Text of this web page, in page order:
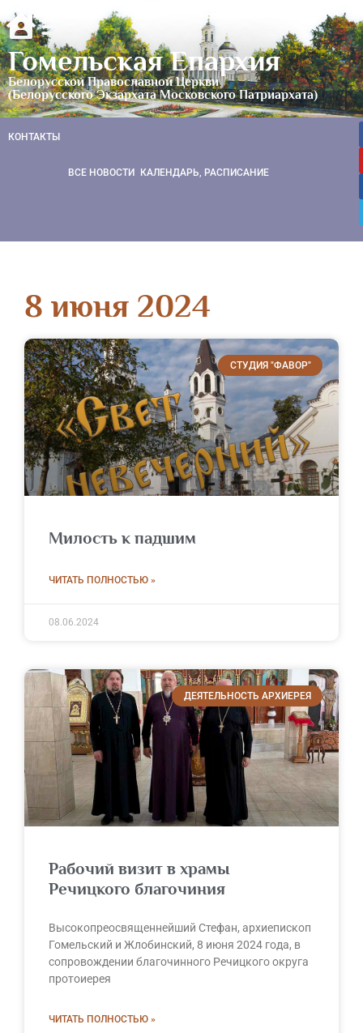
Гомельская Епархия
Белорусской Православной Церкви
(Белорусского Экзархата Московского Патриархата)
КОНТАКТЫ
ВСЕ НОВОСТИ КАЛЕНДАРЬ, РАСПИСАНИЕ
8 июня 2024
СТУДИЯ "ФАВОР"
Милость к падшим
ЧИТАТЬ ПОЛНОСТЬЮ »
08.06.2024
ДЕЯТЕЛЬНОСТЬ АРХИЕРЕЯ
Рабочий визит в храмы
Речицкого благочиния
Высокопреосвященнейший Стефан, архиепископ
Гомельский и Жлобинский, 8 июня 2024 года, в
сопровождении благочинного Речицкого округа
протоиерея
ЧИТАТЬ ПОЛНОСТЬЮ »